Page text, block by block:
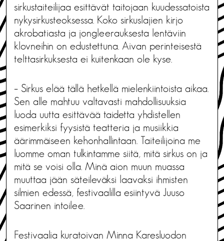
sirkustaiteilijaa esittävät taitojaan kuudessatoista
nykysirkusteoksessa. Koko sirkuslajien kirjo
akrobatiasta ja jongleerauksesta lentäviin
klovneihin on edustettuna. Aivan perinteisestä
telttasirkuksesta ei kuitenkaan ole kyse.
– Sirkus elää tällä hetkellä mielenkiintoista aikaa.
Sen alle mahtuu valtavasti mahdollisuuksia
luoda uutta esittävää taidetta yhdistellen
esimerkiksi fyysistä teatteria ja musiikkia
äärimmäiseen kehonhallintaan. Taiteilijoina me
luomme oman tulkintamme siitä, mitä sirkus on ja
mitä se voisi olla. Minä aion muun muassa
muuttaa jään säteileväksi laavaksi ihmisten
silmien edessä, festivaalilla esiintyvä Juuso
Saarinen intoilee.
Festivaalia kuratoivan Minna Karesluodon